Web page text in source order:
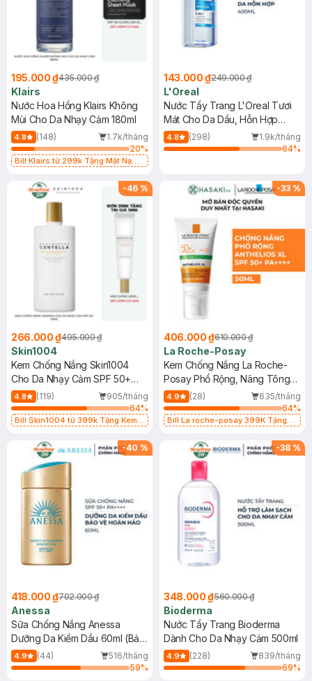
195.000 ₫435.000 ₫
Klairs
Nước Hoa Hồng Klairs Không
Mùi Cho Da Nhạy Cảm 180ml
4.8 (148)
1.7k/tháng
20%
Bill Klairs từ 299k Tặng Mặt Nạ
25ml (SL Có Hạn)
143.000 ₫249.000 ₫
L'Oreal
Nước Tẩy Trang L'Oreal Tươi
Mát Cho Da Dầu, Hỗn Hợp
400ml
4.8 (298)
1.9k/tháng
64%
-46 %
266.000 ₫495.000 ₫
Skin1004
Kem Chống Nắng Skin1004
Cho Da Nhạy Cảm SPF 50+
50ml
4.8 (119)
905/tháng
64%
Bill Skin1004 từ 399k Tặng Kem
SPF 50+ 20ml (SL Có Hạn)
-33 %
406.000 ₫610.000 ₫
La Roche-Posay
Kem Chống Nắng La Roche-
Posay Phổ Rộng, Nâng Tông
Kiềm Dầu 50ml
4.9 (28)
635/tháng
64%
Bill La roche-posay 399K Tặng
(SL có hạn)
-40 %
418.000 ₫702.000 ₫
Anessa
Sữa Chống Nắng Anessa
Dưỡng Da Kiềm Dầu 60ml (Bản
Mới)
4.9 (44)
516/tháng
59%
-38 %
348.000 ₫560.000 ₫
Bioderma
Nước Tẩy Trang Bioderma
Dành Cho Da Nhạy Cảm 500ml
4.9 (228)
839/tháng
69%